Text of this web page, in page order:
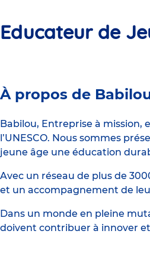
Educateur de
Babilou
Montpellier
Bourrely
À propos de
Babilou, Entreprise à mission,
l’UNESCO. Nous sommes
jeune âge une éducation
Avec un réseau de plus de
et un accompagnement de
Dans un monde en pleine
doivent contribuer à innover